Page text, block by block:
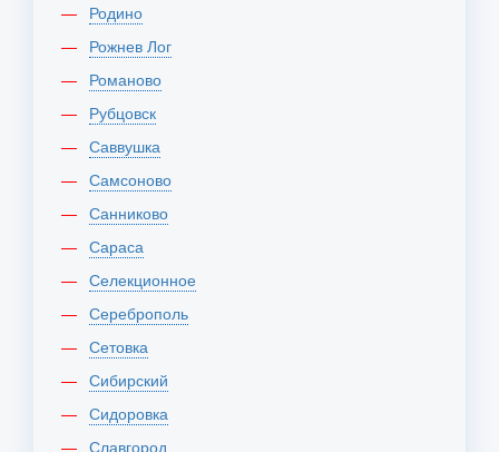
Родино
Рожнев Лог
Романово
Рубцовск
Саввушка
Самсоново
Санниково
Сараса
Селекционное
Сереброполь
Сетовка
Сибирский
Сидоровка
Славгород